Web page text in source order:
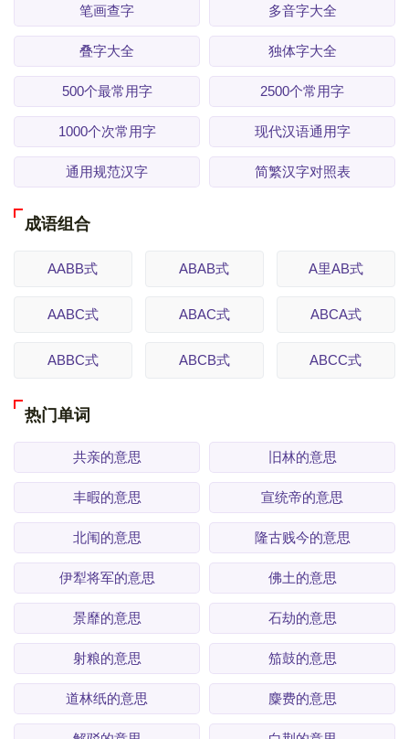
笔画查字 多音字大全
叠字大全 独体字大全
500个最常用字 2500个常用字
1000个次常用字 现代汉语通用字
通用规范汉字 简繁汉字对照表
成语组合
AABB式 ABAB式 A里AB式
AABC式 ABAC式 ABCA式
ABBC式 ABCB式 ABCC式
热门单词
共亲的意思 旧林的意思
丰暇的意思 宣统帝的意思
北闱的意思 隆古贱今的意思
伊犁将军的意思 佛土的意思
景靡的意思 石劫的意思
射粮的意思 笳鼓的意思
道林纸的意思 麋费的意思